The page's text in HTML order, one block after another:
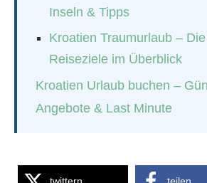
Inseln & Tipps
Kroatien Traumurlaub –
Reiseziele im Überblick
Kroatien Urlaub buchen –
Angebote & Last Minute